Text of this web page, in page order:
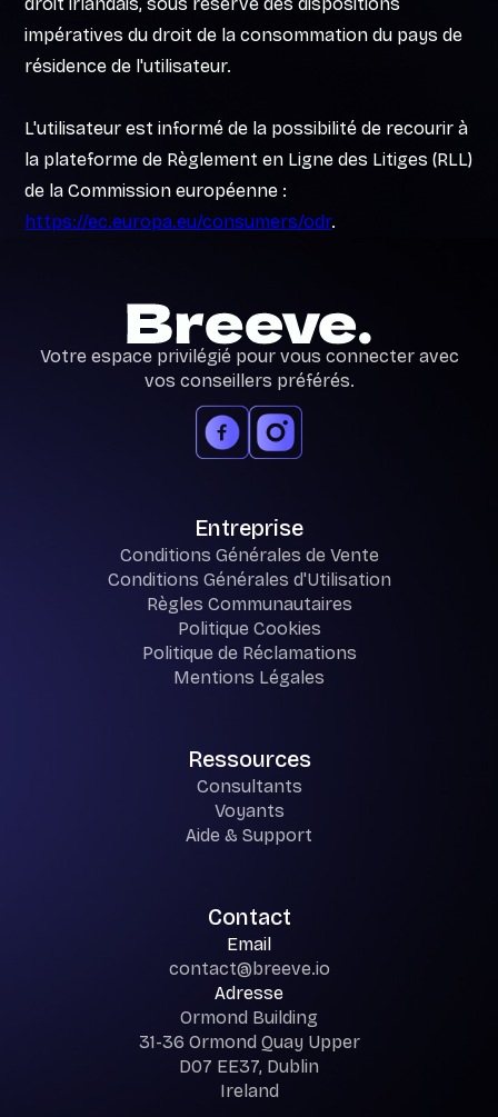
impératives du droit de la consommation du pays de
résidence de l'utilisateur.
L'utilisateur est informé de la possibilité de recourir à
la plateforme de Règlement en Ligne des Litiges (RLL)
de la Commission européenne :
https://ec.europa.eu/consumers/odr.
Votre espace privilégié pour vous connecter avec
vos conseillers préférés.
Entreprise
Conditions Générales de Vente
Conditions Générales d'Utilisation
Règles Communautaires
Politique Cookies
Politique de Réclamations
Mentions Légales
Ressources
Consultants
Voyants
Aide & Support
Contact
Email
contact@breeve.io
Adresse
Ormond Building
31-36 Ormond Quay Upper
D07 EE37, Dublin
Ireland